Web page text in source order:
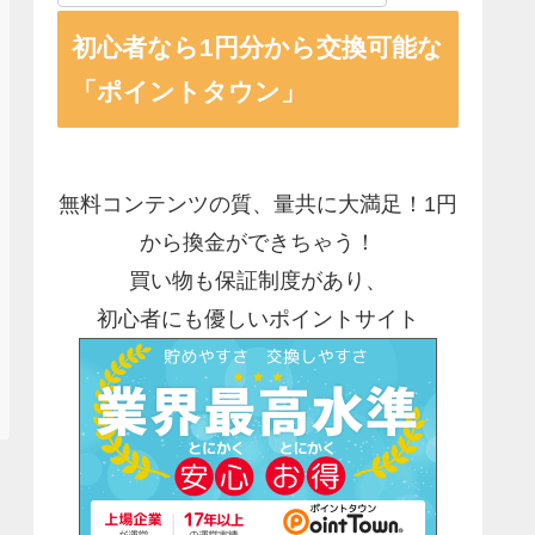
初心者なら1円分から交換可能な
「ポイントタウン」
無料コンテンツの質、量共に大満足！1円
から換金ができちゃう！
買い物も保証制度があり、
初心者にも優しいポイントサイト